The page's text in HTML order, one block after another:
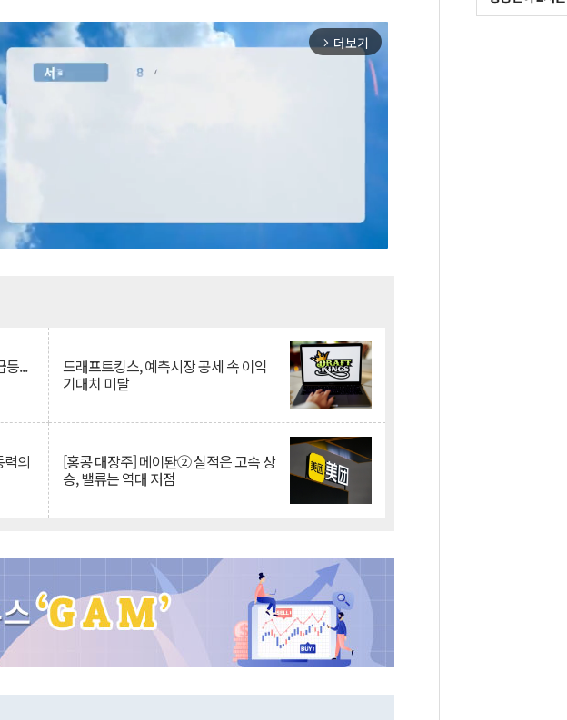
arrow_forward_ios 더보기
등... 드래프트킹스, 예측시장 공세 속 이익
기대치 미달
의 [홍콩 대장주] 메이퇀② 실적은 고속 상
승, 밸류는 역대 저점